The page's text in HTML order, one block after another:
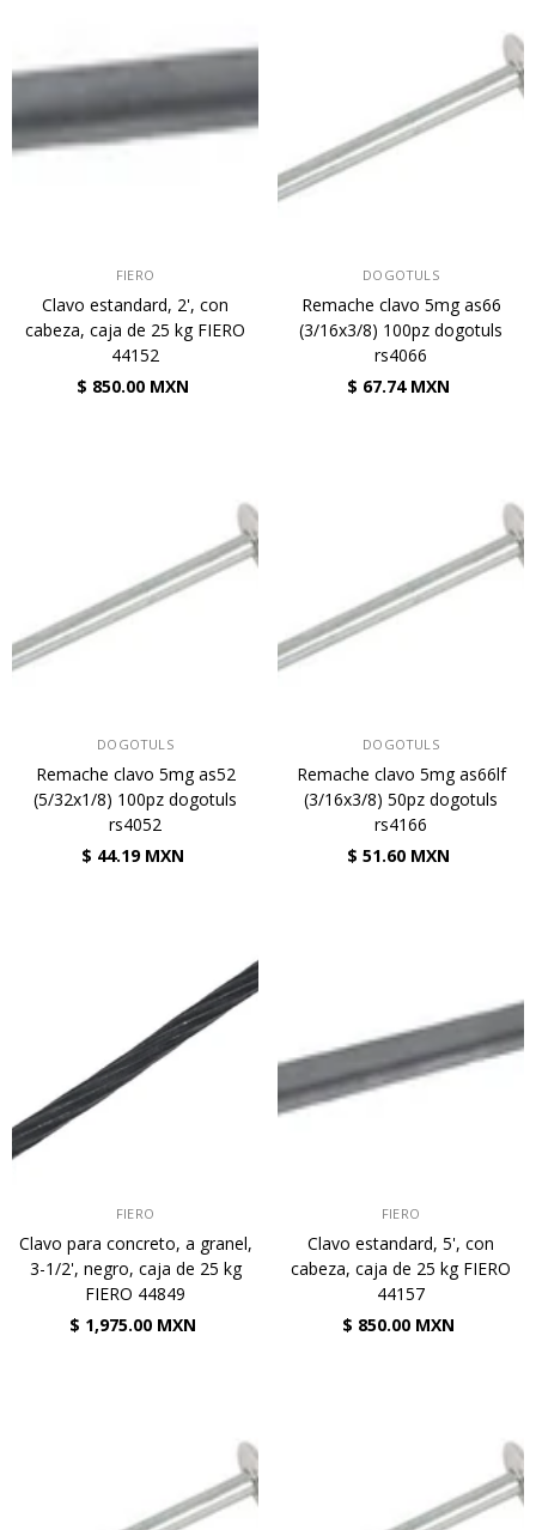
FIERO
Clavo estandard, 2', con
cabeza, caja de 25 kg FIERO
44152
$ 850.00 MXN
DOGOTULS
Remache clavo 5mg as66
(3/16x3/8) 100pz dogotuls
rs4066
$ 67.74 MXN
DOGOTULS
Remache clavo 5mg as52
(5/32x1/8) 100pz dogotuls
rs4052
$ 44.19 MXN
DOGOTULS
Remache clavo 5mg as66lf
(3/16x3/8) 50pz dogotuls
rs4166
$ 51.60 MXN
FIERO
Clavo para concreto, a granel,
3-1/2', negro, caja de 25 kg
FIERO 44849
$ 1,975.00 MXN
FIERO
Clavo estandard, 5', con
cabeza, caja de 25 kg FIERO
44157
$ 850.00 MXN